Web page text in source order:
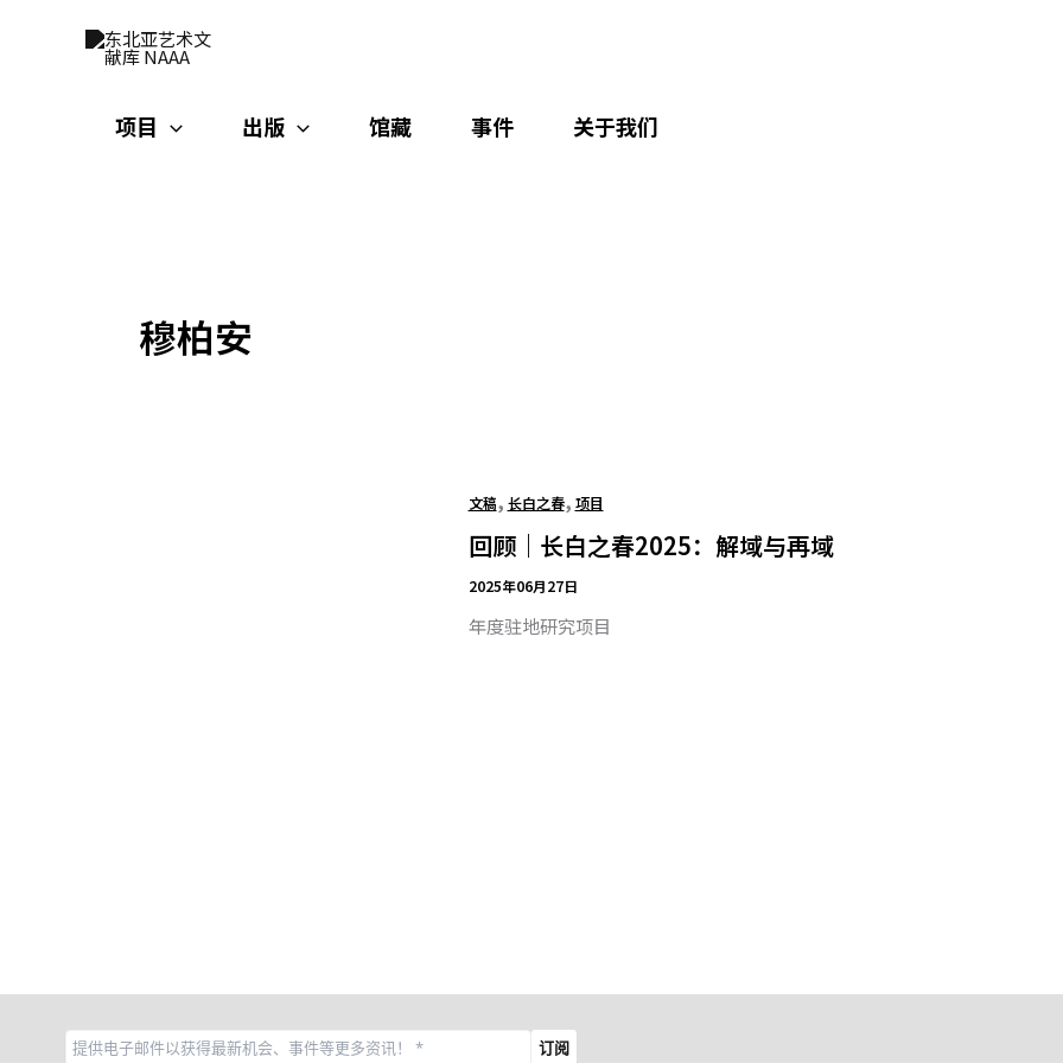
项目 出版 馆藏 事件 关于我们
穆柏安
文稿, 长白之春, 项目
回顾｜长白之春2025：解域与再域
2025年06月27日
年度驻地研究项目